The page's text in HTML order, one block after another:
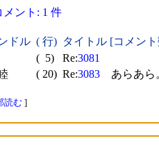
メント: 1 件
ドル ( 行) タイトル [コメン
( 5) Re:3081
( 20) Re:3083 あらあら
読む ]